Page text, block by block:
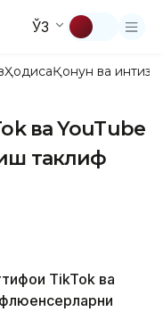
ЎЗ
ҲодисаҚонун ва
ва YouTube
таклиф
TikTok ва